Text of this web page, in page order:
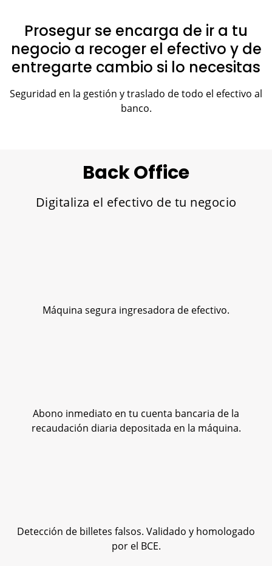
Prosegur se encarga de ir a tu
negocio a recoger el efectivo y de
entregarte cambio si lo necesitas
Seguridad en la gestión y traslado de todo el efectivo al
banco.
Back Office
Digitaliza el efectivo de tu negocio
Máquina segura ingresadora de efectivo.
Abono inmediato en tu cuenta bancaria de la
recaudación diaria depositada en la máquina.
Detección de billetes falsos. Validado y homologado
por el BCE.